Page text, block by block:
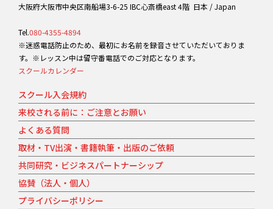
大阪府大阪市中央区南船場3-6-25 IBC心斎橋east 4階 日本 / Japan
Tel.080-4355-4894
※迷惑電話防止のため、最初にお名前を録音させていただいておりま
す。※レッスン中は留守番電話でのご対応となります。
スクールカレンダー
スクール入会規約
来校される前に：ご注意とお願い
よくある質問
取材・TV出演・書籍執筆・出版のご依頼
共同研究・ビジネスパートナーシップ
協賛（法人・個人）
プライバシーポリシー